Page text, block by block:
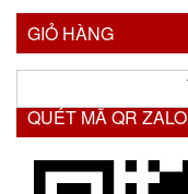
GIỎ HÀNG
QUÉT MÃ QR ZALO